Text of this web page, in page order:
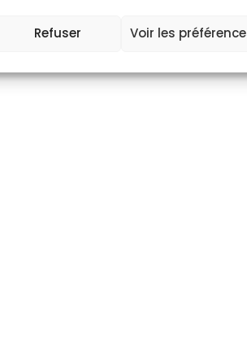
Refuser Voir les